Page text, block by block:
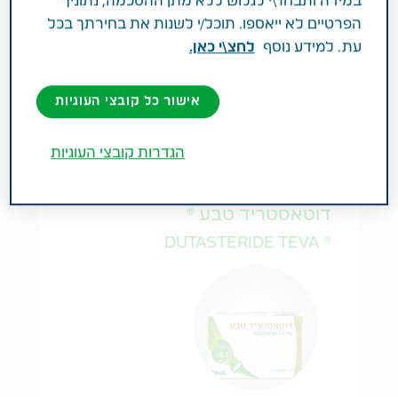
צורת מתן:
I.M
דוטאסטריד טבע ®
® DUTASTERIDE TEVA
הפרטיים לא ייאספו. תוכל/י לשנות את בחירתך בכל
עת. למידע נוסף
לחצ\י כאן.
אישור כל קובצי העוגיות
הגדרות קובצי העוגיות